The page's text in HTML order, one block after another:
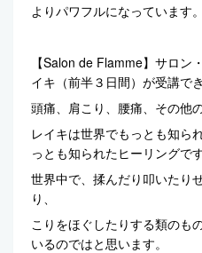
よりパワフルになっています。
【Salon de Flamme】サロン
イキ（前半３日間）が受講で
頭痛、肩こり、腰痛、その他
レイキは世界でもっとも知ら
っとも知られたヒーリングです
世界中で、揉んだり叩いたり
り、
こりをほぐしたりする類のも
いるのではと思います。